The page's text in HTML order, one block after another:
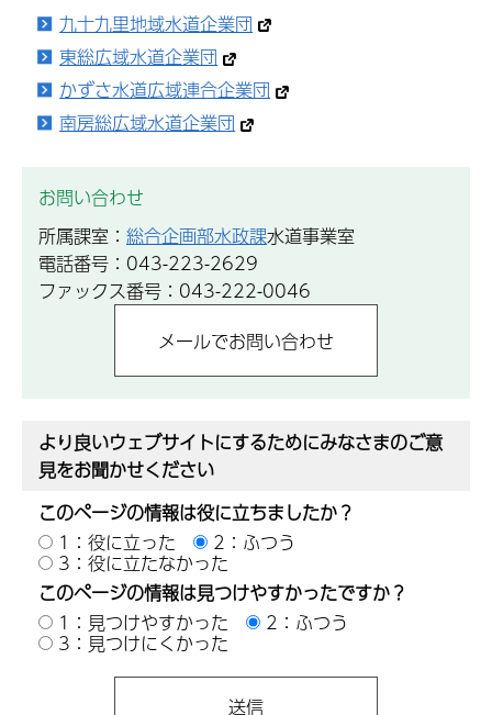
九十九里地域水道企業団
東総広域水道企業団
かずさ水道広域連合企業団
南房総広域水道企業団
お問い合わせ
所属課室： 総合企画部水政課水道事業室
電話番号：043-223-2629
ファックス番号：043-222-0046
より良いウェブサイトにするためにみなさまのご意
見をお聞かせください
このページの情報は役に立ちましたか？
1：役に立った
2：ふつう
3：役に立たなかった
このページの情報は見つけやすかったですか？
1：見つけやすかった
2：ふつう
3：見つけにくかった